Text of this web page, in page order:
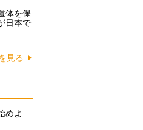
体を保
日本で
見る
めよ